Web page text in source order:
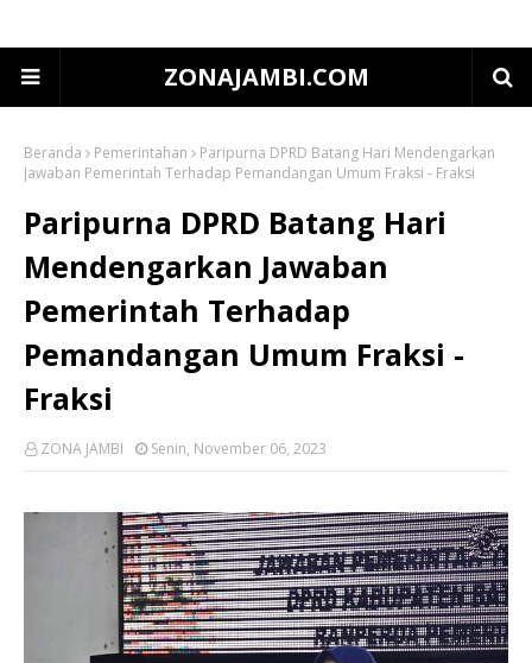
ZONAJAMBI.COM
Beranda Pemerintahan
Paripurna DPRD Batang Hari Mendengarkan
Jawaban Pemerintah Terhadap Pemandangan Umum Fraksi - Fraksi
Paripurna DPRD Batang Hari
Mendengarkan Jawaban
Pemerintah Terhadap
Pemandangan Umum Fraksi -
Fraksi
ZONA JAMBI Senin, November 06, 2023